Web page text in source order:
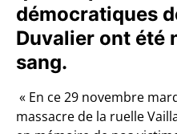
démocratiques
Duvalier ont été
sang.
« En ce 29 novembre
massacre de la ruelle